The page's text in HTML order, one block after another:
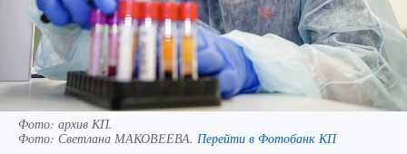
Фото: архив КП.
Фото: Светлана МАКОВЕЕВА. Перейти в Фотобанк КП